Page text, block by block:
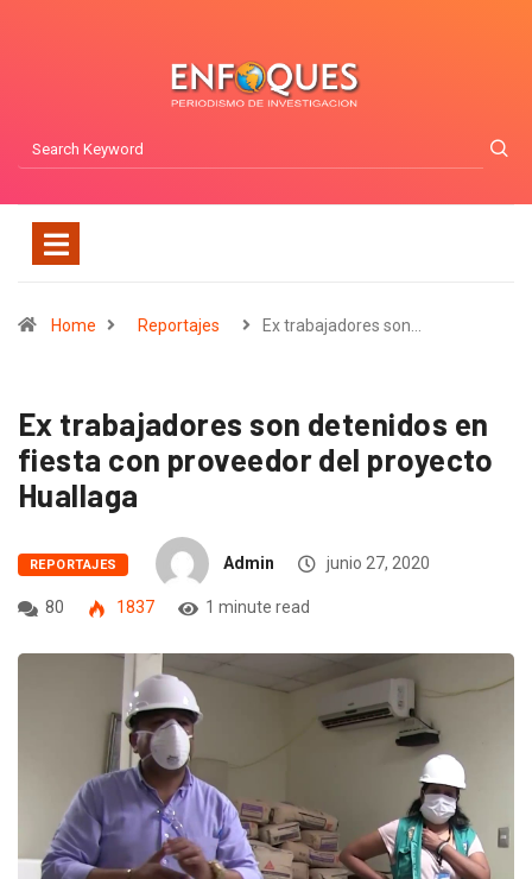
Home Reportajes Ex trabajadores son…
Ex trabajadores son detenidos en
fiesta con proveedor del proyecto
Huallaga
REPORTAJES Admin junio 27, 2020
80 1837 1 minute read